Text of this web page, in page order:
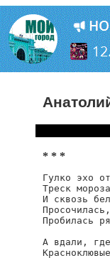
* * *
Гулко эхо
Треск
И сквозь
Просочилась,
Пробилась
А вдали,